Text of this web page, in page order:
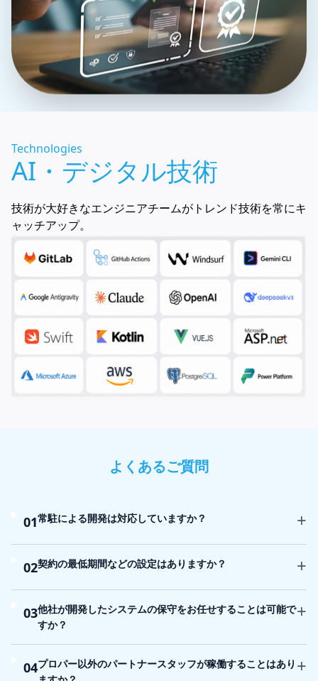
Technologies
AI・デジタル技術
技術が大好きなエンジニアチームがトレンド技術を常にキ
ャッチアップ。
よくあるご質問
01常駐による開発は対応していますか？ +
02契約の最低期間などの設定はありますか？ +
03他社が開発したシステムの保守をお任せすることは可能で
すか？
+
04プロパー以外のパートナースタッフが稼働することはあり +